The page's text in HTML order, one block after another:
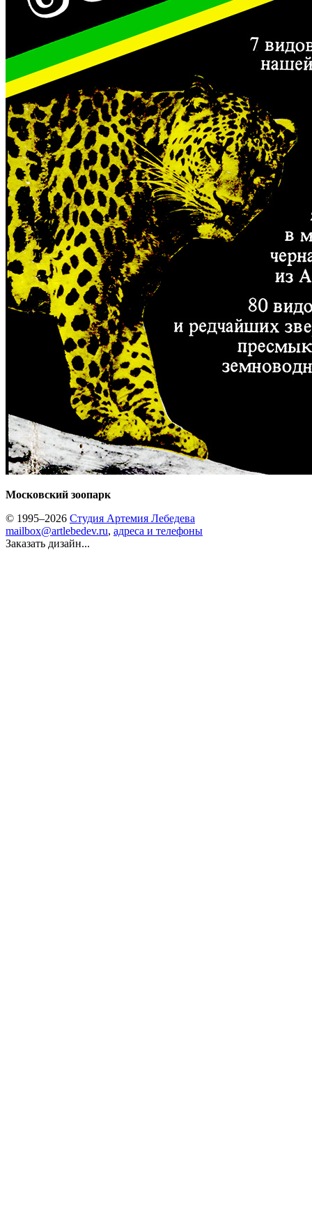
Московский зоопарк
© 1995–2026 Студия Артемия Лебедева
mailbox@artlebedev.ru, адреса и телефоны
Заказать дизайн...